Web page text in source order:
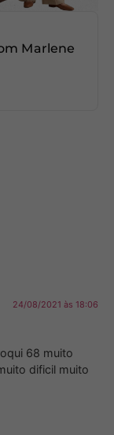
Marlene
24/08/2021 às 18:06
68 muito
dificil muito